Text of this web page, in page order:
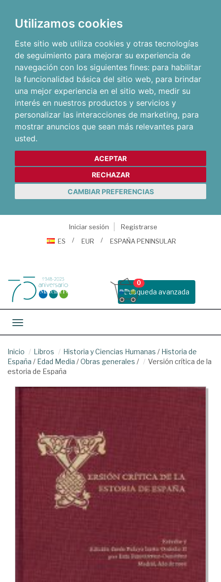
Utilizamos cookies
Este sitio web utiliza cookies y otras tecnologías
de seguimiento para mejorar su experiencia de
navegación con los siguientes fines: para habilitar
la funcionalidad básica del sitio web, para brindar
una mejor experiencia en el sitio web, medir su
interés en nuestros productos y servicios y
personalizar las interacciones de marketing, para
mostrar anuncios que sean más relevantes para
usted.
ACEPTAR
RECHAZAR
CAMBIAR PREFERENCIAS
Iniciar sesión
Registrarse
ES
EUR ESPAÑA PENINSULAR
Busqueda avanzada
0
Toggle navigation
Inicio Libros Historia y Ciencias Humanas / Historia de
España / Edad Media /Obras generales /
Versión crítica de la
estoria de España